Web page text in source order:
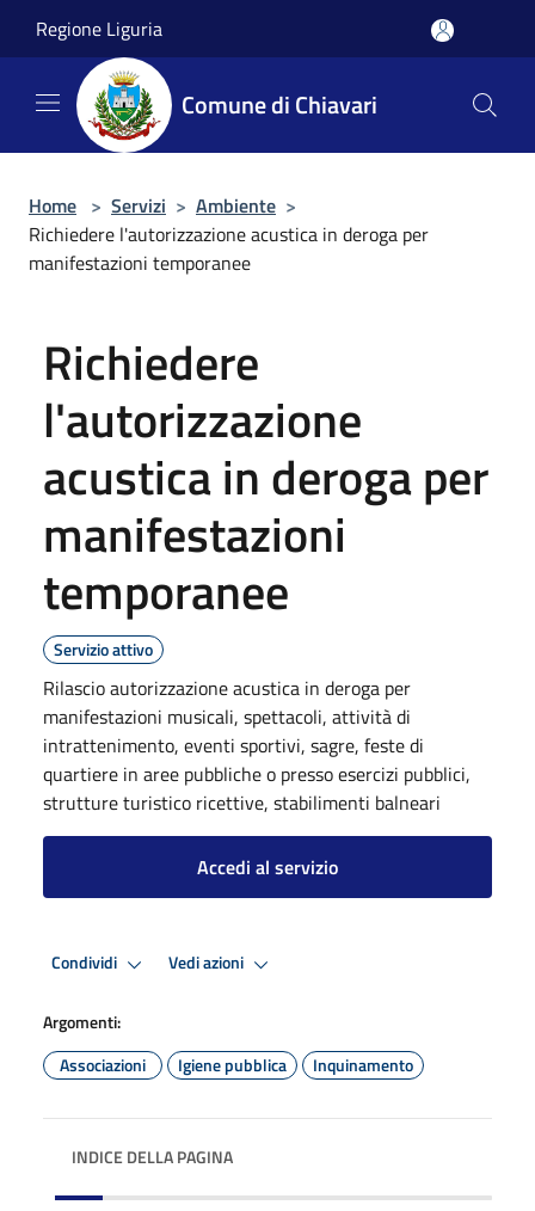
Regione Liguria
Comune di Chiavari
Home > Servizi > Ambiente >
Richiedere l'autorizzazione acustica in deroga per
manifestazioni temporanee
Richiedere
l'autorizzazione
acustica in deroga per
manifestazioni
temporanee
Servizio attivo
Rilascio autorizzazione acustica in deroga per
manifestazioni musicali, spettacoli, attività di
intrattenimento, eventi sportivi, sagre, feste di
quartiere in aree pubbliche o presso esercizi pubblici,
strutture turistico ricettive, stabilimenti balneari
Accedi al servizio
Condividi Vedi azioni
Argomenti:
Associazioni
Igiene pubblica Inquinamento
INDICE DELLA PAGINA